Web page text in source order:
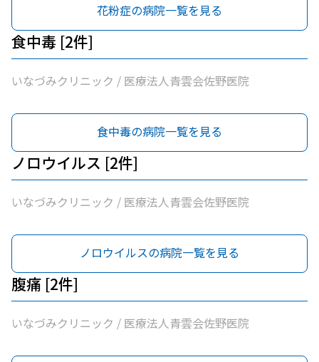
花粉症の病院一覧を見る
食中毒 [2件]
いなづみクリニック / 医療法人青雲会佐野医院
食中毒の病院一覧を見る
ノロウイルス [2件]
いなづみクリニック / 医療法人青雲会佐野医院
ノロウイルスの病院一覧を見る
腹痛 [2件]
いなづみクリニック / 医療法人青雲会佐野医院